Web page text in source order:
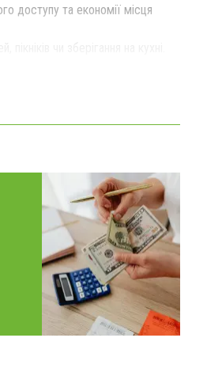
доступу та економії місця
чи зберігання на кухні.